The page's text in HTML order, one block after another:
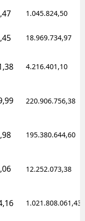
1.045.824,50
18.969.734,97
4.216.401,10
220.906.756,38
195.380.644,60
12.252.073,38
1.021.808.061,43